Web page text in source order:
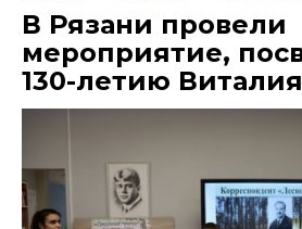
В Рязани провели
мероприятие,
130-летию